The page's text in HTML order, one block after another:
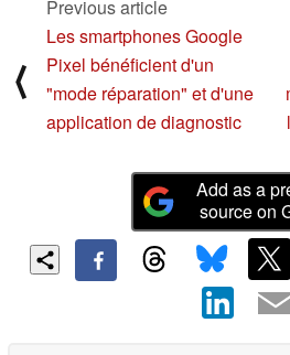
⟨
Previous article
Les smartphones Google
Pixel bénéficient d'un
"mode réparation" et d'une
application de diagnostic
Add as a
source on